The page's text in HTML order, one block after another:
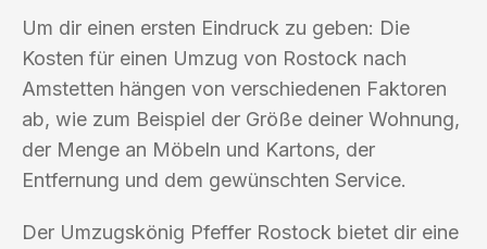
Um dir einen ersten Eindruck zu geben: Die
Kosten für einen Umzug von Rostock nach
Amstetten hängen von verschiedenen Faktoren
ab, wie zum Beispiel der Größe deiner Wohnung,
der Menge an Möbeln und Kartons, der
Entfernung und dem gewünschten Service.
Der Umzugskönig Pfeffer Rostock bietet dir eine